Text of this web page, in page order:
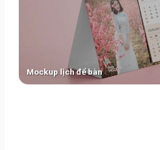
Mockup lịch để bàn